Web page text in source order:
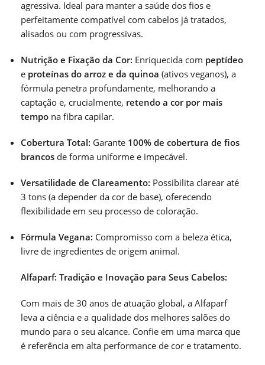
agressiva. Ideal para manter a saúde dos fios e
perfeitamente compatível com cabelos já tratados,
alisados ou com progressivas.
Nutrição e Fixação da Cor: Enriquecida com peptídeo
e proteínas do arroz e da quinoa (ativos veganos), a
fórmula penetra profundamente, melhorando a
captação e, crucialmente, retendo a cor por mais
tempo na fibra capilar.
Cobertura Total: Garante 100% de cobertura de fios
brancos de forma uniforme e impecável.
Versatilidade de Clareamento: Possibilita clarear até
3 tons (a depender da cor de base), oferecendo
flexibilidade em seu processo de coloração.
Fórmula Vegana: Compromisso com a beleza ética,
livre de ingredientes de origem animal.
Alfaparf: Tradição e Inovação para Seus Cabelos:
Com mais de 30 anos de atuação global, a Alfaparf
leva a ciência e a qualidade dos melhores salões do
mundo para o seu alcance. Confie em uma marca que
é referência em alta performance de cor e tratamento.